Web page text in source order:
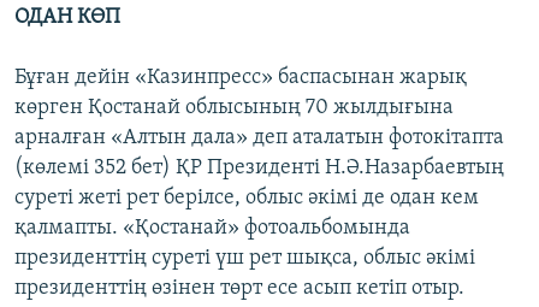
ОДАН КӨП
Бұған дейін «Казинпресс» баспасынан жарық
көрген Қостанай облысының 70 жылдығына
арналған «Алтын дала» деп аталатын фотокітапта
(көлемі 352 бет) ҚР Президенті Н.Ә.Назарбаевтың
суреті жеті рет берілсе, облыс әкімі де одан кем
қалмапты. «Қостанай» фотоальбомында
президенттің суреті үш рет шықса, облыс әкімі
президенттің өзінен төрт есе асып кетіп отыр.